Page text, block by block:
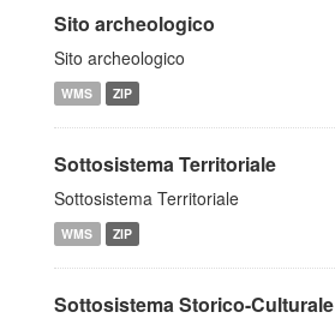
Sito archeologico
Sito archeologico
WMS ZIP
Sottosistema Territoriale
Sottosistema Territoriale
WMS ZIP
Sottosistema Storico-Culturale